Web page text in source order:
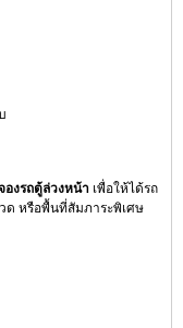
องรถตู้ล่วงหน้า เพื่อให้ได้รถ
ด หรือพื้นที่สัมภาระพิเศษ